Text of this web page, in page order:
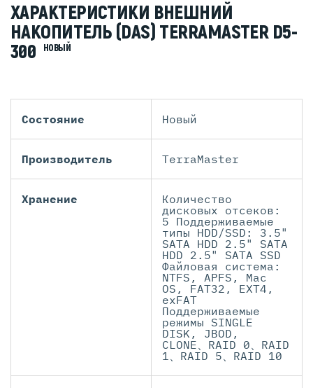
ХАРАКТЕРИСТИКИ ВНЕШНИЙ
НАКОПИТЕЛЬ (DAS) TERRAMASTER D5-
300
НОВЫЙ
Состояние Новый
Производитель TerraMaster
Хранение
Количество
дисковых отсеков:
5 Поддерживаемые
типы HDD/SSD: 3.5"
SATA HDD 2.5" SATA
HDD 2.5" SATA SSD
Файловая система:
NTFS, APFS, Mac
OS, FAT32, EXT4,
exFAT
Поддерживаемые
режимы SINGLE
DISK, JBOD,
CLONE、RAID 0、RAID
1、RAID 5、RAID 10